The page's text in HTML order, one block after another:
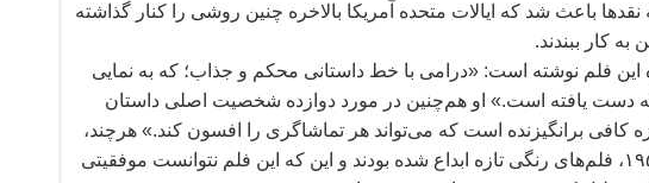
نقدها باعث شد که ایالات متحده آمریکا بالاخره چنین روشی را کنار گذاشته
کار ببندند.
این فلم نوشته است: «درامی با خط داستانی محکم و جذاب؛ که به نمایی
دست یافته است.» او همچنین در مورد دوازده شخصیت اصلی داستان
تواند هر تماشاگری را افسون کند.» هرچند،
های رنگی تازه ابداع شده بودند و این که این فلم نتوانست موفقیتی